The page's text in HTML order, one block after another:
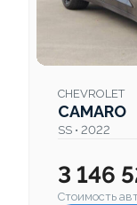
CHEVROLET
CAMARO
SS • 2022
3 146
Стоимость